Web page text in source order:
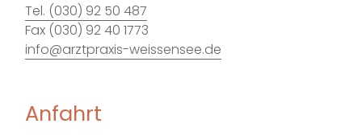
Tel. (030) 92 50 487
Fax (030) 92 40 1773
info@arztpraxis-weissensee.de
Anfahrt